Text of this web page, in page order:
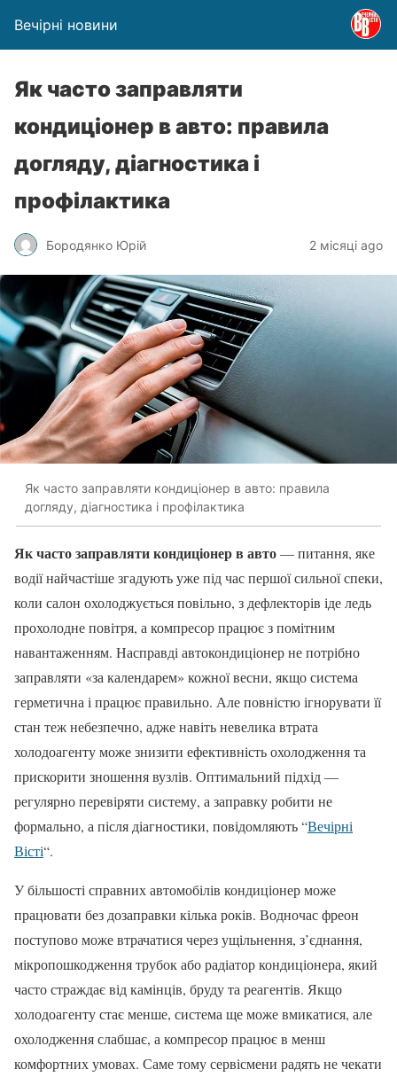
Вечірні новини
Як часто заправляти
кондиціонер в авто: правила
догляду, діагностика і
профілактика
Бородянко Юрій 2 місяці ago
Як часто заправляти кондиціонер в авто: правила
догляду, діагностика і профілактика
Як часто заправляти кондиціонер в авто— питання, яке
водії найчастіше згадують уже під час першої сильної спеки,
коли салон охолоджується повільно, з дефлекторів іде ледь
прохолодне повітря, а компресор працює з помітним
навантаженням. Насправді автокондиціонер не потрібно
заправляти «за календарем» кожної весни, якщо система
герметична і працює правильно. Але повністю ігнорувати її
стан теж небезпечно, адже навіть невелика втрата
холодоагенту може знизити ефективність охолодження та
прискорити зношення вузлів. Оптимальний підхід —
регулярно перевіряти систему, а заправку робити не
формально, а після діагностики, повідомляють “Вечірні
Вісті“.
У більшості справних автомобілів кондиціонер може
працювати без дозаправки кілька років. Водночас фреон
поступово може втрачатися через ущільнення, з’єднання,
мікропошкодження трубок або радіатор кондиціонера, який
часто страждає від камінців, бруду та реагентів. Якщо
холодоагенту стає менше, система ще може вмикатися, але
охолодження слабшає, а компресор працює в менш
комфортних умовах. Саме тому сервісмени радять не чекати